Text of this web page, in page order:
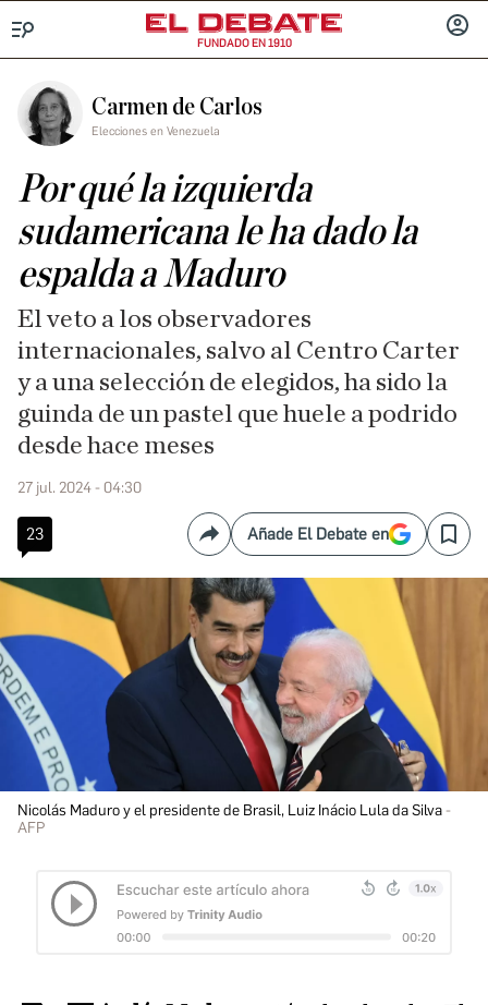
FUNDADO EN 1910
Carmen de Carlos
Elecciones en Venezuela
Por qué la izquierda
sudamericana le ha dado la
espalda a Maduro
El veto a los observadores
internacionales, salvo al Centro Carter
y a una selección de elegidos, ha sido la
guinda de un pastel que huele a podrido
desde hace meses
27 jul. 2024 - 04:30
23 CompartirAñade El Debate en Save
Nicolás Maduro y el presidente de Brasil, Luiz Inácio Lula da Silva
AFP